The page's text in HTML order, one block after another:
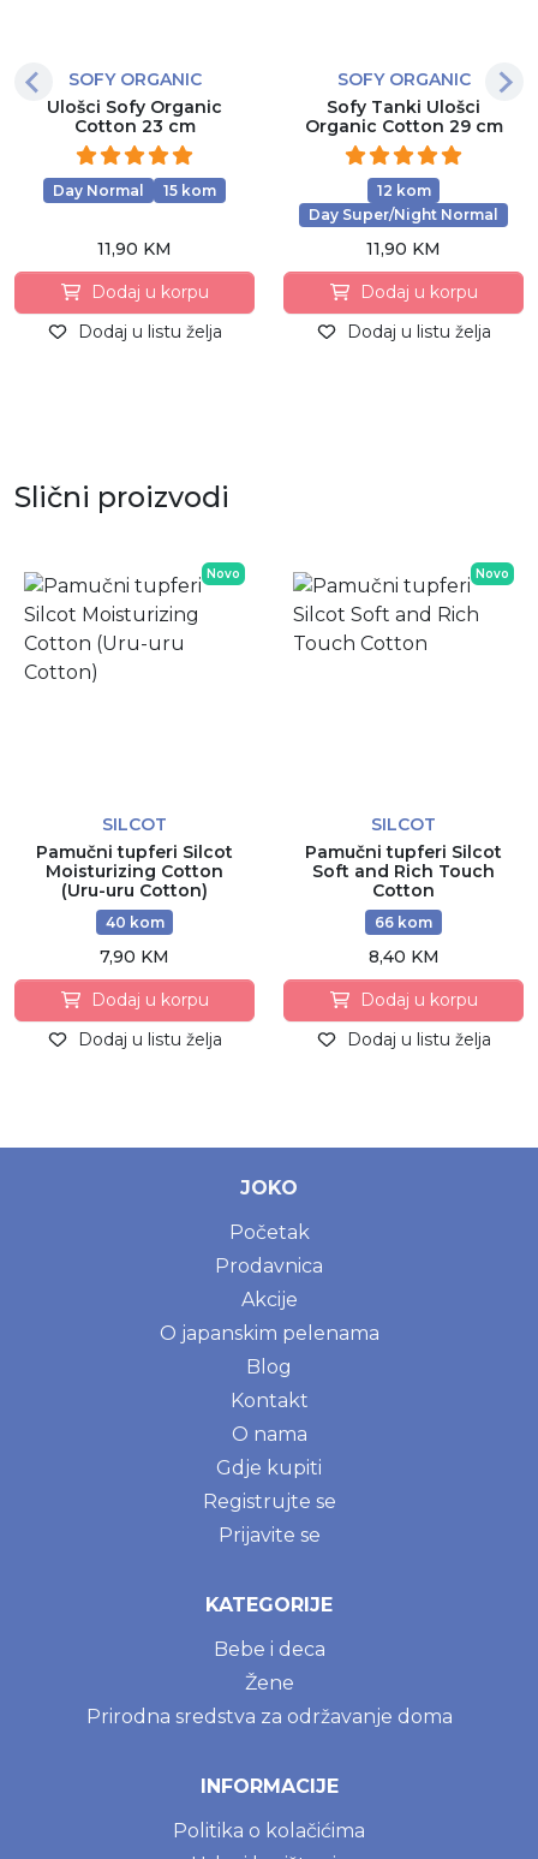
SOFY ORGANIC
Ulošci Sofy Organic
Cotton 23 cm
Day Normal 15 kom
11,90 KM
Dodaj u korpu
Dodaj u listu želja
SOFY ORGANIC
Sofy Tanki Ulošci
Organic Cotton 29 cm
12 kom
Day Super/Night Normal
11,90 KM
Dodaj u korpu
Dodaj u listu želja
Slični proizvodi
Novo
SILCOT
Pamučni tupferi Silcot
Moisturizing Cotton
(Uru-uru Cotton)
40 kom
7,90 KM
Dodaj u korpu
Dodaj u listu želja
Novo
SILCOT
Pamučni tupferi Silcot
Soft and Rich Touch
Cotton
66 kom
8,40 KM
Dodaj u korpu
Dodaj u listu želja
JOKO
Početak
Prodavnica
Akcije
O japanskim pelenama
Blog
Kontakt
O nama
Gdje kupiti
Registrujte se
Prijavite se
KATEGORIJE
Bebe i deca
Žene
Prirodna sredstva za održavanje doma
INFORMACIJE
Politika o kolačićima